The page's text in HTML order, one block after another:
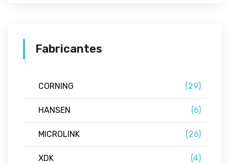
Fabricantes
CORNING (29)
HANSEN (6)
MICROLINK (26)
XDK (4)